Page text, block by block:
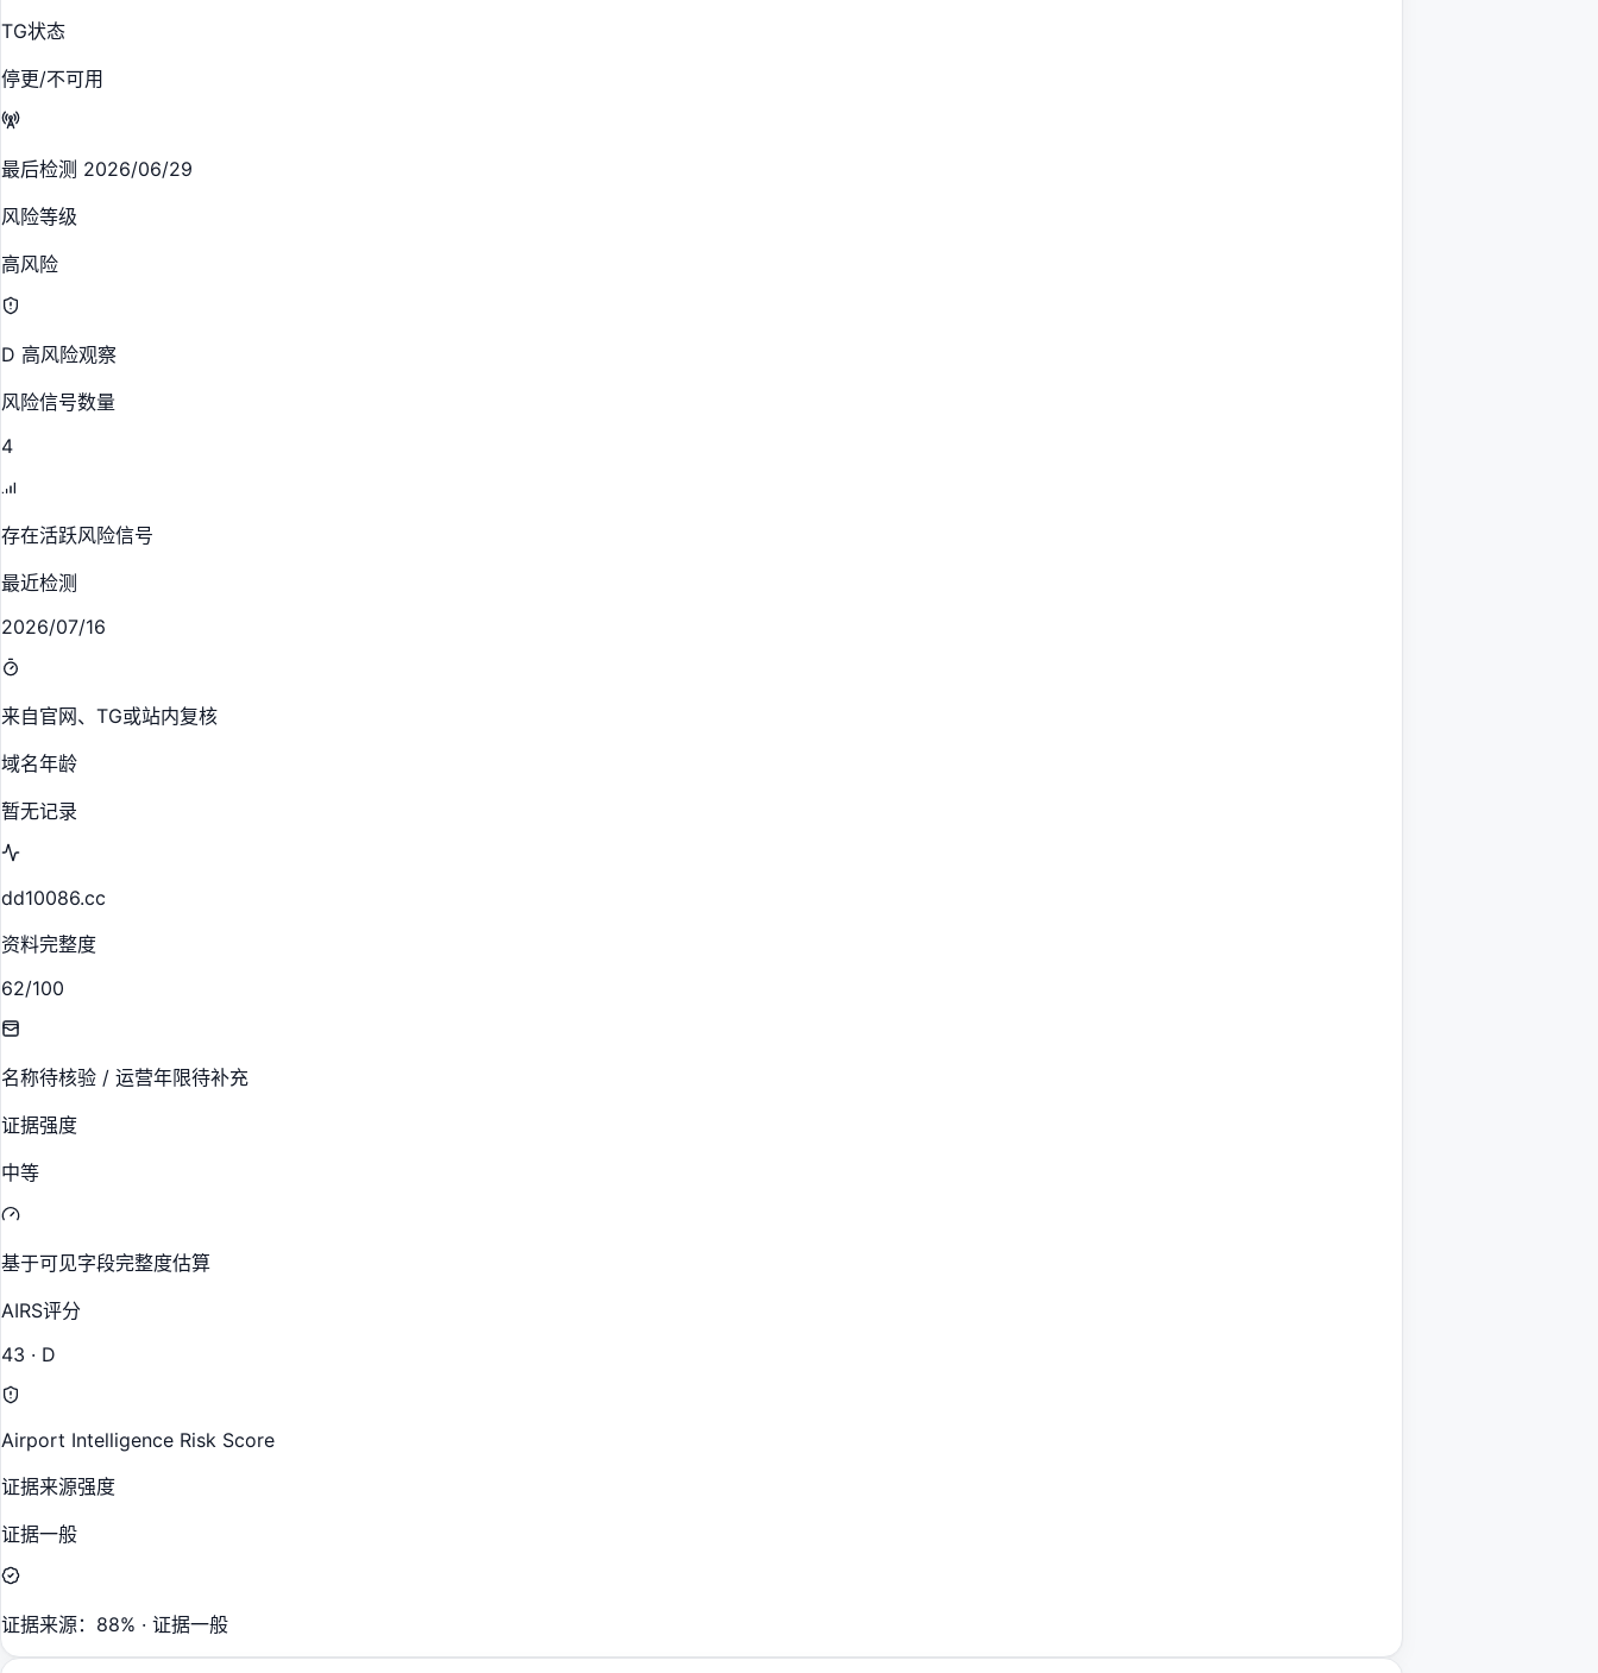
TG状态
停更/不可用
最后检测 2026/06/29
风险等级
高风险
D 高风险观察
风险信号数量
4
存在活跃风险信号
最近检测
2026/07/16
来自官网、TG或站内复核
域名年龄
暂无记录
dd10086.cc
资料完整度
62/100
名称待核验 / 运营年限待补充
证据强度
中等
基于可见字段完整度估算
AIRS评分
43 · D
Airport Intelligence Risk Score
证据来源强度
证据一般
证据来源：88% · 证据一般